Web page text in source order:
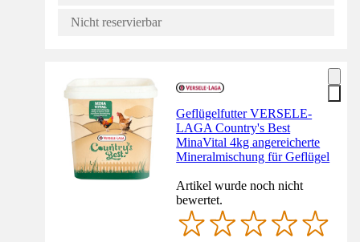
Nicht reservierbar
Geflügelfutter VERSELE-
LAGA Country's Best
MinaVital 4kg angereicherte
Mineralmischung für Geflügel
Artikel wurde noch nicht
bewertet.